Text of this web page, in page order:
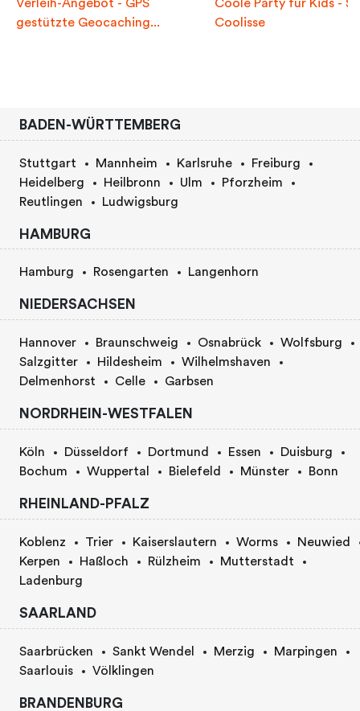
Verleih-Angebot - GPS
gestützte Geocaching...
Coole Party für Kids -
Coolisse
BADEN-WÜRTTEMBERG
Stuttgart Mannheim Karlsruhe
Freiburg
Heidelberg
Heilbronn Ulm
Pforzheim
Reutlingen
Ludwigsburg
HAMBURG
Hamburg Rosengarten Langenhorn
NIEDERSACHSEN
Hannover Braunschweig Osnabrück
Wolfsburg
Salzgitter
Hildesheim
Wilhelmshaven
Delmenhorst
Celle Garbsen
NORDRHEIN-WESTFALEN
Köln Düsseldorf Dortmund Essen
Duisburg
Bochum
Wuppertal Bielefeld Münster Bonn
RHEINLAND-PFALZ
Koblenz Trier Kaiserslautern Worms
Neuwied
Kerpen
Haßloch Rülzheim
Mutterstadt
Ladenburg
SAARLAND
Saarbrücken Sankt Wendel Merzig
Marpingen
Saarlouis
Völklingen
BRANDENBURG